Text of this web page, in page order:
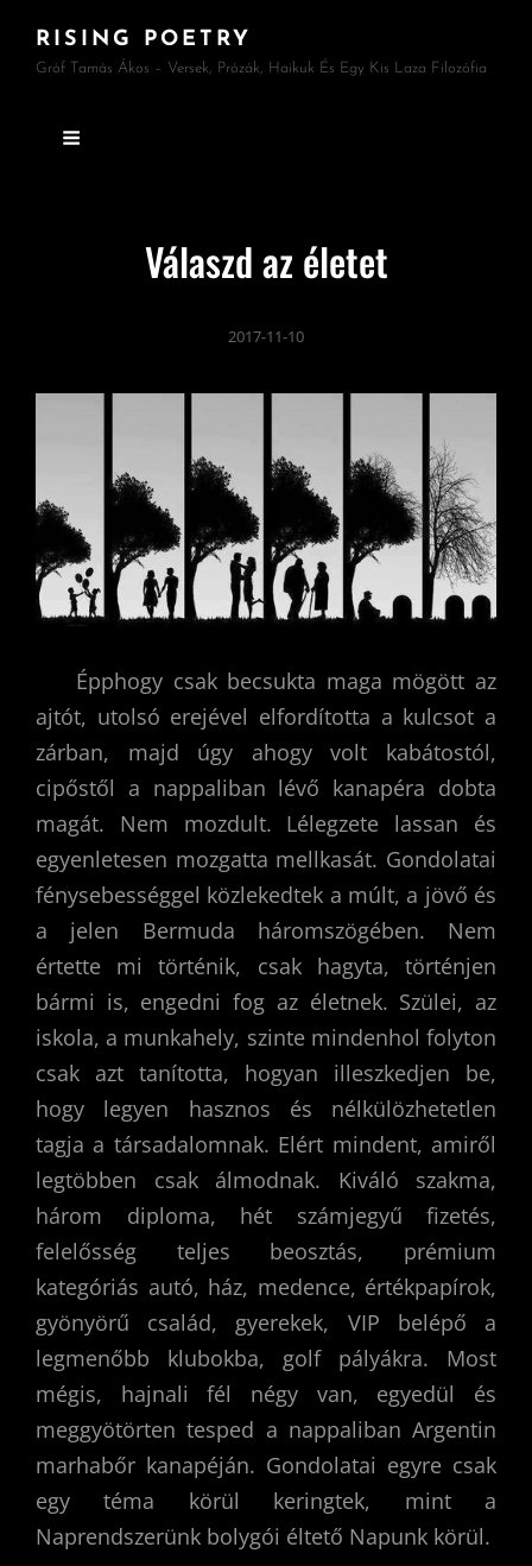
RISING POETRY
Gróf Tamás Ákos – Versek, Prózák, Haikuk És Egy Kis Laza Filozófia
Válaszd az életet
2017-11-10
Épphogy csak becsukta maga mögött az
ajtót, utolsó erejével elfordította a kulcsot a
zárban, majd úgy ahogy volt kabátostól,
cipőstől a nappaliban lévő kanapéra dobta
magát. Nem mozdult. Lélegzete lassan és
egyenletesen mozgatta mellkasát. Gondolatai
fénysebességgel közlekedtek a múlt, a jövő és
a jelen Bermuda háromszögében. Nem
értette mi történik, csak hagyta, történjen
bármi is, engedni fog az életnek. Szülei, az
iskola, a munkahely, szinte mindenhol folyton
csak azt tanította, hogyan illeszkedjen be,
hogy legyen hasznos és nélkülözhetetlen
tagja a társadalomnak. Elért mindent, amiről
legtöbben csak álmodnak. Kiváló szakma,
három diploma, hét számjegyű fizetés,
felelősség teljes beosztás, prémium
kategóriás autó, ház, medence, értékpapírok,
gyönyörű család, gyerekek, VIP belépő a
legmenőbb klubokba, golf pályákra. Most
mégis, hajnali fél négy van, egyedül és
meggyötörten tesped a nappaliban Argentin
marhabőr kanapéján. Gondolatai egyre csak
egy téma körül keringtek, mint a
Naprendszerünk bolygói éltető Napunk körül.